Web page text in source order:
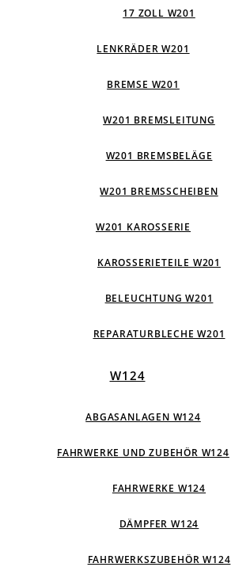
17 ZOLL W201
LENKRÄDER W201
BREMSE W201
W201 BREMSLEITUNG
W201 BREMSBELÄGE
W201 BREMSSCHEIBEN
W201 KAROSSERIE
KAROSSERIETEILE W201
BELEUCHTUNG W201
REPARATURBLECHE W201
W124
ABGASANLAGEN W124
FAHRWERKE UND ZUBEHÖR W124
FAHRWERKE W124
DÄMPFER W124
FAHRWERKSZUBEHÖR W124